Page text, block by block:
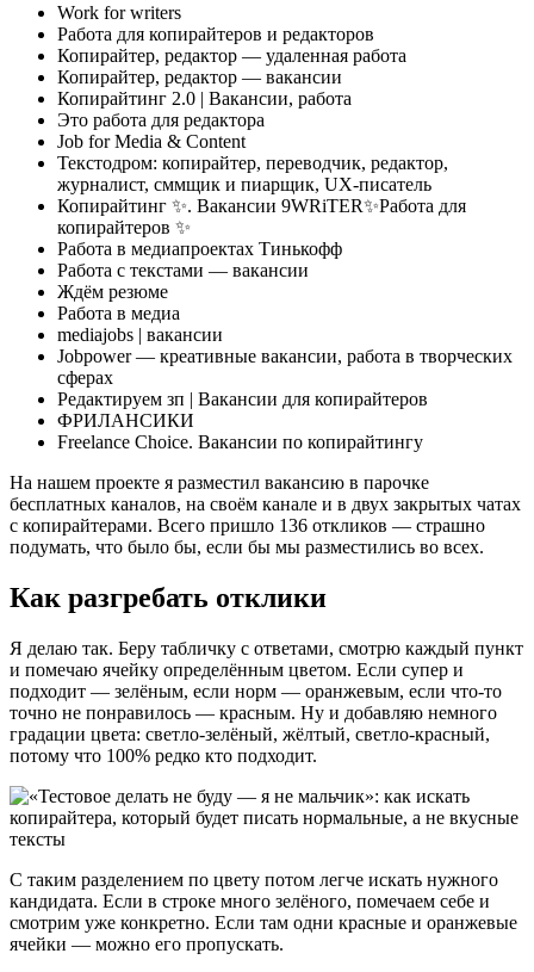
Work for writers
Работа для копирайтеров и редакторов
Копирайтер, редактор — удаленная работа
Копирайтер, редактор — вакансии
Копирайтинг 2.0 | Вакансии, работа
Это работа для редактора
Job for Media & Content
Текстодром: копирайтер, переводчик, редактор,
журналист, сммщик и пиарщик, UX-писатель
Копирайтинг ✨. Вакансии 9WRiTER✨Работа для
копирайтеров ✨
Работа в медиапроектах Тинькофф
Работа с текстами — вакансии
Ждём резюме
Работа в медиа
mediajobs | вакансии
Jobpower — креативные вакансии, работа в творческих
сферах
Редактируем зп | Вакансии для копирайтеров
ФРИЛАНСИКИ
Freelance Choice. Вакансии по копирайтингу
На нашем проекте я разместил вакансию в парочке
бесплатных каналов, на своём канале и в двух закрытых чатах
с копирайтерами. Всего пришло 136 откликов — страшно
подумать, что было бы, если бы мы разместились во всех.
Как разгребать отклики
Я делаю так. Беру табличку с ответами, смотрю каждый пункт
и помечаю ячейку определённым цветом. Если супер и
подходит — зелёным, если норм — оранжевым, если что-то
точно не понравилось — красным. Ну и добавляю немного
градации цвета: светло-зелёный, жёлтый, светло-красный,
потому что 100% редко кто подходит.
С таким разделением по цвету потом легче искать нужного
кандидата. Если в строке много зелёного, помечаем себе и
смотрим уже конкретно. Если там одни красные и оранжевые
ячейки — можно его пропускать.